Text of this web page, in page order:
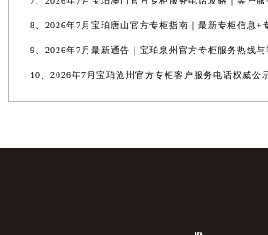
8、2026年7月宝珀唐山官方专柜指南｜最新专柜信息+
9、2026年7月最新通告｜宝珀泉州官方专柜服务热线
10、2026年7月宝珀沧州官方专柜客户服务电话权威公